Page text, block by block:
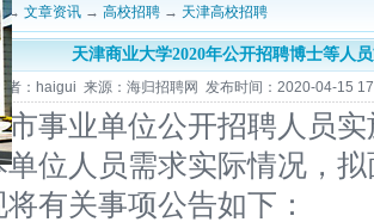
→ 文章资讯 → 高校招聘 → 天津高校招聘
天津商业大学2020年公开招聘博士等人
者：haigui 来源：海归招聘网 发布时间：2020-04-15
事业单位公开招聘人员
位人员需求实际情况，
有关事项公告如下：